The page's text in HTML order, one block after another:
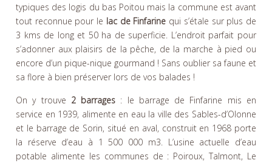
typiques des logis du bas Poitou mais la commune est avant
tout reconnue pour le lac de Finfarine qui s’étale sur plus de
3 kms de long et 50 ha de superficie. L’endroit parfait pour
s’adonner aux plaisirs de la pêche, de la marche à pied ou
encore d’un pique-nique gourmand ! Sans oublier sa faune et
sa flore à bien préserver lors de vos balades !
On y trouve 2 barrages : le barrage de Finfarine mis en
service en 1939, alimente en eau la ville des Sables-d’Olonne
et le barrage de Sorin, situé en aval, construit en 1968 porte
la réserve d’eau à 1 500 000 m3. L’usine actuelle d’eau
potable alimente les communes de : Poiroux, Talmont, Le